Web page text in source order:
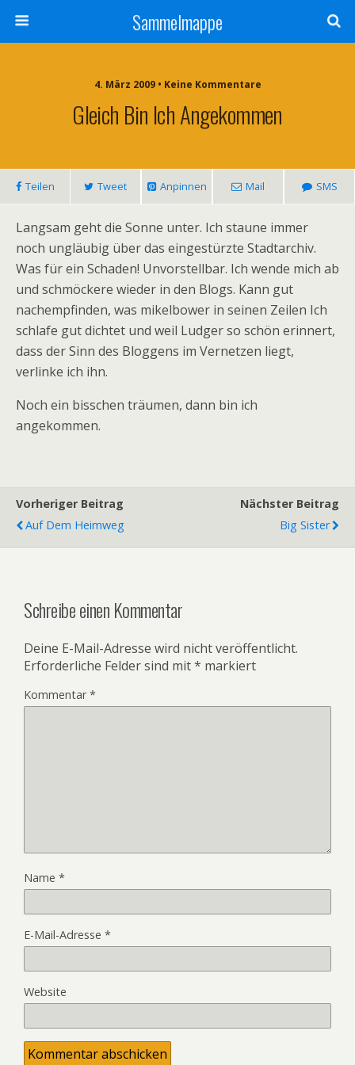
Sammelmappe
4. März 2009 • Keine Kommentare
Gleich Bin Ich Angekommen
Teilen Tweet Anpinnen Mail SMS
Langsam geht die Sonne unter. Ich staune immer
noch ungläubig über das eingestürzte Stadtarchiv.
Was für ein Schaden! Unvorstellbar. Ich wende mich ab
und schmöckere wieder in den Blogs. Kann gut
nachempfinden, was mikelbower in seinen Zeilen Ich
schlafe gut dichtet und weil Ludger so schön erinnert,
dass der Sinn des Bloggens im Vernetzen liegt,
verlinke ich ihn.
Noch ein bisschen träumen, dann bin ich
angekommen.
Vorheriger Beitrag
Auf Dem Heimweg
Nächster Beitrag
Big Sister
Schreibe einen Kommentar
Deine E-Mail-Adresse wird nicht veröffentlicht.
Erforderliche Felder sind mit* markiert
Kommentar*
Name *
E-Mail-Adresse *
Website